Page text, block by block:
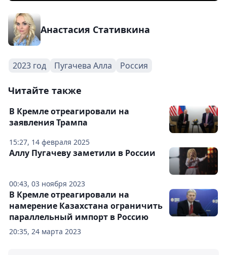
Анастасия Стативкина
2023 год Пугачева Алла Россия
Читайте также
15:27, 14 февраля 2025
В Кремле отреагировали на
заявления Трампа
00:43, 03 ноября 2023
Аллу Пугачеву заметили в России
20:35, 24 марта 2023
В Кремле отреагировали на
намерение Казахстана ограничить
параллельный импорт в Россию